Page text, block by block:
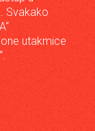
Svakako
utakmice